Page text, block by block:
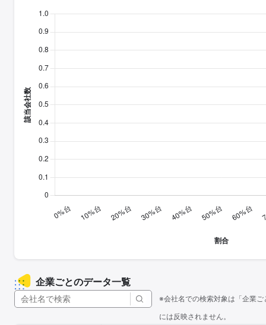
企業ごとのデータ一覧
※会社名での検索対象は「企業
には反映されません。